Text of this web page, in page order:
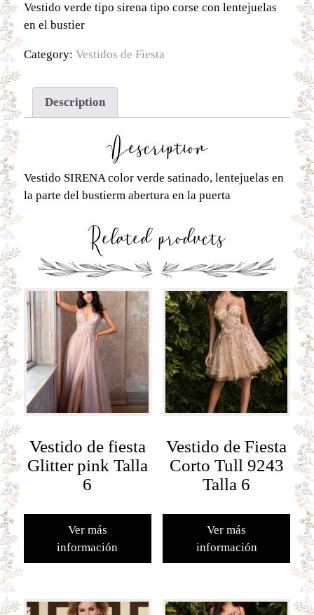
Vestido verde tipo sirena tipo corse con lentejuelas
en el bustier
Category: Vestidos de Fiesta
Description
Description
Vestido SIRENA color verde satinado, lentejuelas en
la parte del bustierm abertura en la puerta
Related products
Vestido de fiesta
Glitter pink Talla
6
Ver más
información
Vestido de Fiesta
Corto Tull 9243
Talla 6
Ver más
información